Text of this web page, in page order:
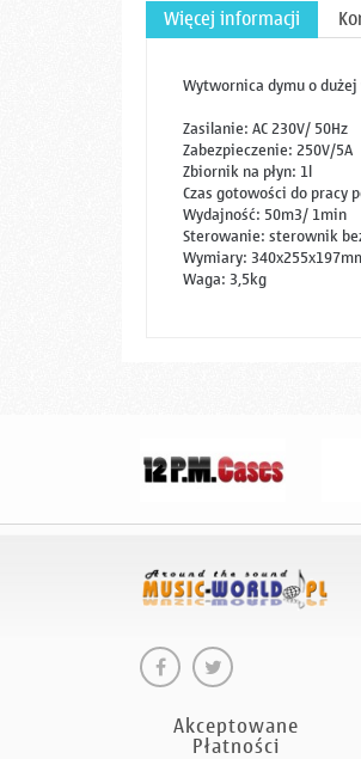
Więcej informacji
Wytwornica dymu o
Zasilanie: AC 230V/ 50Hz
Zabezpieczenie: 250V/5A
Zbiornik na płyn: 1l
Czas gotowości do pracy
Wydajność: 50m3/ 1min
Sterowanie: sterownik
Wymiary:
Waga: 3,5kg
Akceptowane
Płatności